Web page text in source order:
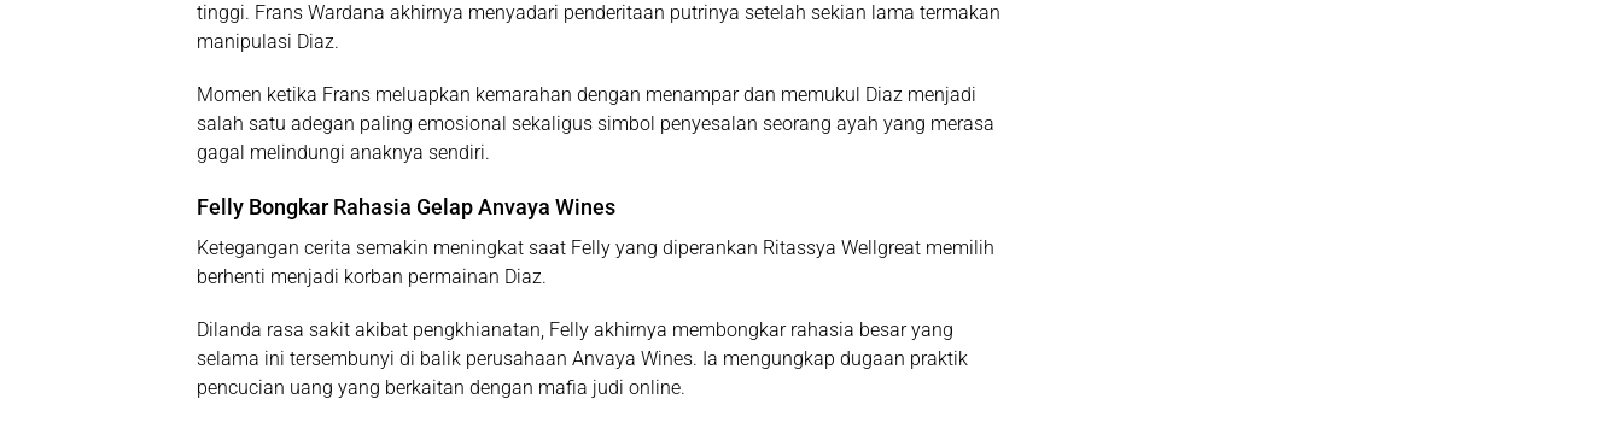
tinggi. Frans Wardana akhirnya menyadari penderitaan putrinya setelah sekian lama termakan
manipulasi Diaz.
Momen ketika Frans meluapkan kemarahan dengan menampar dan memukul Diaz menjadi
salah satu adegan paling emosional sekaligus simbol penyesalan seorang ayah yang merasa
gagal melindungi anaknya sendiri.
Felly Bongkar Rahasia Gelap Anvaya Wines
Ketegangan cerita semakin meningkat saat Felly yang diperankan Ritassya Wellgreat memilih
berhenti menjadi korban permainan Diaz.
Dilanda rasa sakit akibat pengkhianatan, Felly akhirnya membongkar rahasia besar yang
selama ini tersembunyi di balik perusahaan Anvaya Wines. Ia mengungkap dugaan praktik
pencucian uang yang berkaitan dengan mafia judi online.